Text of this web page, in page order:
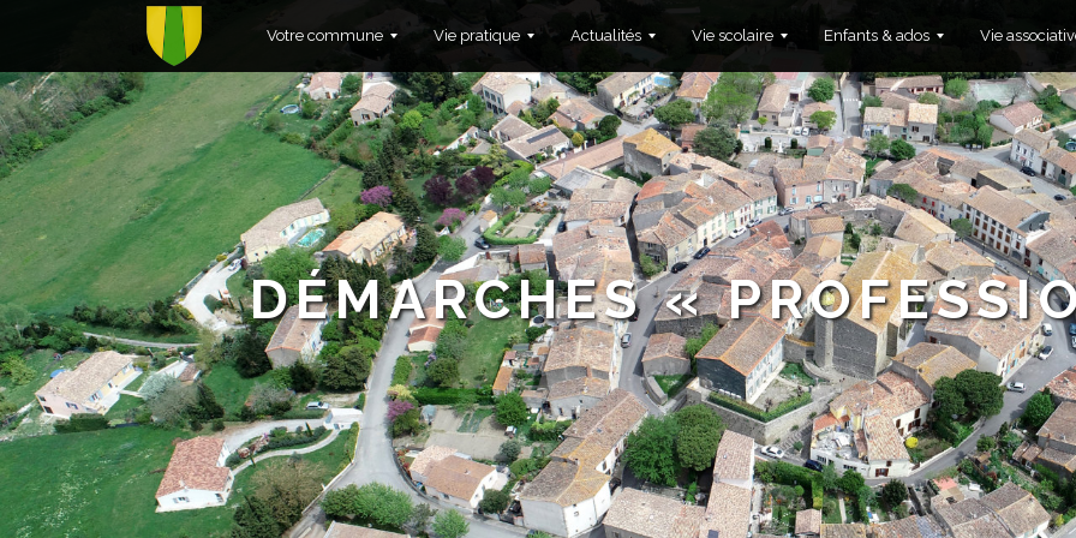
Votre commune Vie pratique Actualités Vie scolaire Enfants & ados Vie
DÉMARCHES «